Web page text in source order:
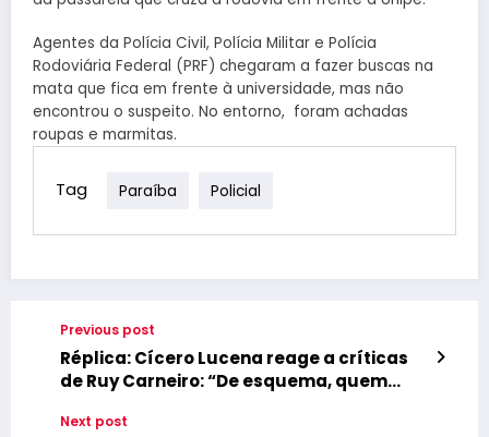
Agentes da Polícia Civil, Polícia Militar e Polícia
Rodoviária Federal (PRF) chegaram a fazer buscas na
mata que fica em frente à universidade, mas não
encontrou o suspeito. No entorno, foram achadas
roupas e marmitas.
Tag Paraíba Policial
Previous post
Réplica: Cícero Lucena reage a críticas
de Ruy Carneiro: “De esquema, quem
Next post